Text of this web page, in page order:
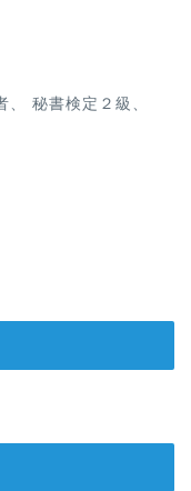
、 秘書検定２級、